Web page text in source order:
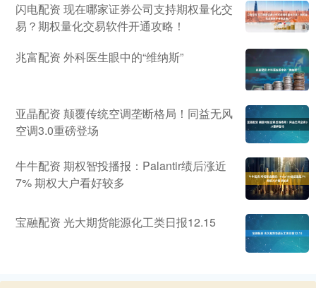
闪电配资 现在哪家证券公司支持期权量化交
易？期权量化交易软件开通攻略！
兆富配资 外科医生眼中的“维纳斯”
亚晶配资 颠覆传统空调垄断格局！同益无风
空调3.0重磅登场
牛牛配资 期权智投播报：Palantir绩后涨近
7% 期权大户看好较多
宝融配资 光大期货能源化工类日报12.15